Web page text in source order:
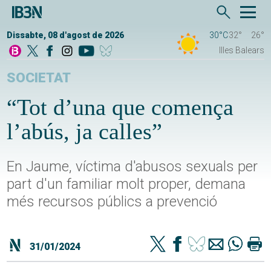
Dissabte, 08 d'agost de 2026 30°C32°
26°
Illes Balears
SOCIETAT
“Tot d’una que comença
l’abús, ja calles”
En Jaume, víctima d'abusos sexuals per
part d'un familiar molt proper, demana
més recursos públics a prevenció
31/01/2024